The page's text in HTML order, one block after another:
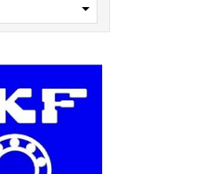
